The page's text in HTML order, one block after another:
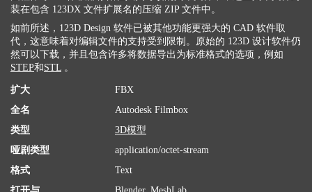
装在包含 123DX 文件扩展名的压缩 ZIP 文件中。
如前所述，123D Design 软件已被其他功能更强大的 CAD 软件取
代，这意味着对编辑文件的支持受到限制。原始的 123D 设计软件仍
然可以下载，并且包含许多将数据导出为标准格式的选项，例如
STEP和 STL 。
扩大
FBX
全名
Autodesk Filmbox
类型
3D模型
哑剧类型
application/octet-stream
格式
Text